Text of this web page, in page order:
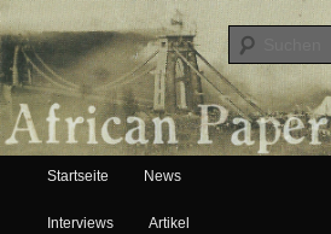
African Paper
Hauptmenü
Zum Inhalt wechseln
Zum sekundären Inhalt wechseln
Startseite News
Interviews Artikel